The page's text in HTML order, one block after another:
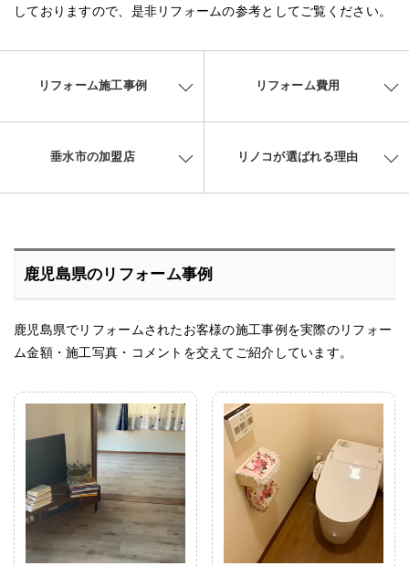
しておりますので、是非リフォームの参考としてご覧ください。
リフォーム施工事例 リフォーム費用
垂水市の加盟店 リノコが選ばれる理由
鹿児島県のリフォーム事例
鹿児島県でリフォームされたお客様の施工事例を実際のリフォー
ム金額・施工写真・コメントを交えてご紹介しています。